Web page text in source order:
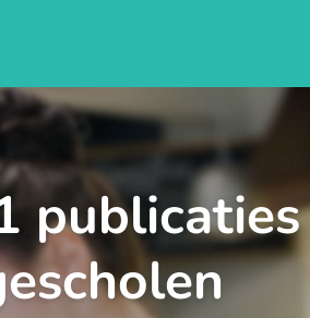
publicaties